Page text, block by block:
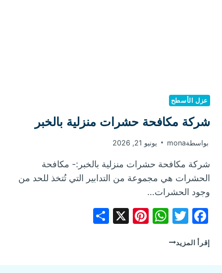
عزل الأسطح
شركة مكافحة حشرات منزلية بالخبر
بواسطةmona يونيو 21, 2026
شركة مكافحة حشرات منزلية بالخبر:- مكافحة
الحشرات هي مجموعة من التدابير التي تُتخذ للحد من
وجود الحشرات…
Facebook
Twitter
WhatsApp
Pinterest
X
إقرأ المزيدشركة